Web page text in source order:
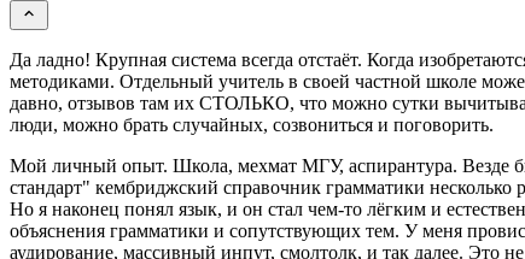
Да ладно! Крупная система всегда отстаёт. Когда
методиками. Отдельный учитель в своей частной школе
давно, отзывов там их СТОЛЬКО, что можно сутки
люди, можно брать случайных, созвониться и поговорить.
Мой личный опыт. Школа, мехмат МГУ, аспирантура. Везде
стандарт" кембриджский справочник грамматики несколько
Но я наконец понял язык, и он стал чем-то лёгким и
объяснения грамматики и сопутствующих тем. У меня
аудирование, массивный инпут, смолтолк, и так далее. Это